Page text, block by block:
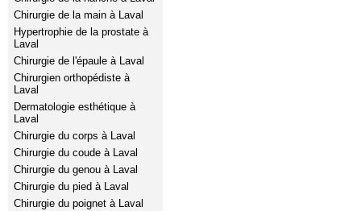
Chirurgie de la main à Laval
Hypertrophie de la prostate à
Laval
Chirurgie de l'épaule à Laval
Chirurgien orthopédiste à
Laval
Dermatologie esthétique à
Laval
Chirurgie du corps à Laval
Chirurgie du coude à Laval
Chirurgie du genou à Laval
Chirurgie du pied à Laval
Chirurgie du poignet à Laval